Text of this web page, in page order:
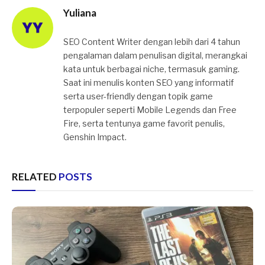
Yuliana
SEO Content Writer dengan lebih dari 4 tahun
pengalaman dalam penulisan digital, merangkai
kata untuk berbagai niche, termasuk gaming.
Saat ini menulis konten SEO yang informatif
serta user-friendly dengan topik game
terpopuler seperti Mobile Legends dan Free
Fire, serta tentunya game favorit penulis,
Genshin Impact.
RELATED POSTS